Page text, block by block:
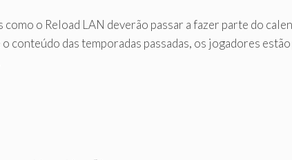
o Reload LAN deverão passar a fazer parte do
conteúdo das temporadas passadas, os jogadores